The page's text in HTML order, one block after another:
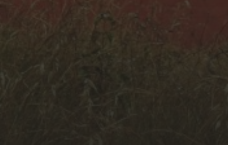
LES SUPERCARS
SUBLIMENT LE CHÂTEAU